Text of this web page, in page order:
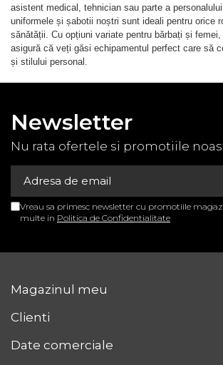
asistent medical, tehnician sau parte a
uniformele și șabotii noștri sunt ideali pentru orice
sănătății. Cu opțiuni variate pentru bărbați și
asigură că veți găsi echipamentul perfect care să
și stilului personal.
Newsletter
Nu rata ofertele si promotiile
Vreau sa primesc newsletter cu promotiile
multe in Politica de Confidentialitate
Magazinul meu
Clienti
Date comerciale